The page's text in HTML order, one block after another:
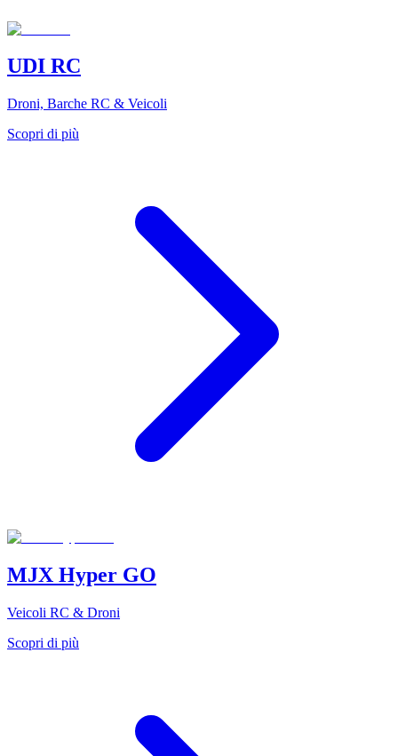
UDI RC
Droni, Barche RC & Veicoli
Scopri di più
MJX Hyper GO
Veicoli RC & Droni
Scopri di più